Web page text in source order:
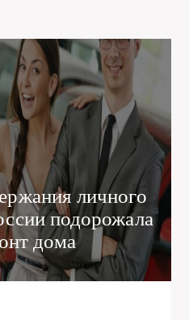
личного
подорожала
дома